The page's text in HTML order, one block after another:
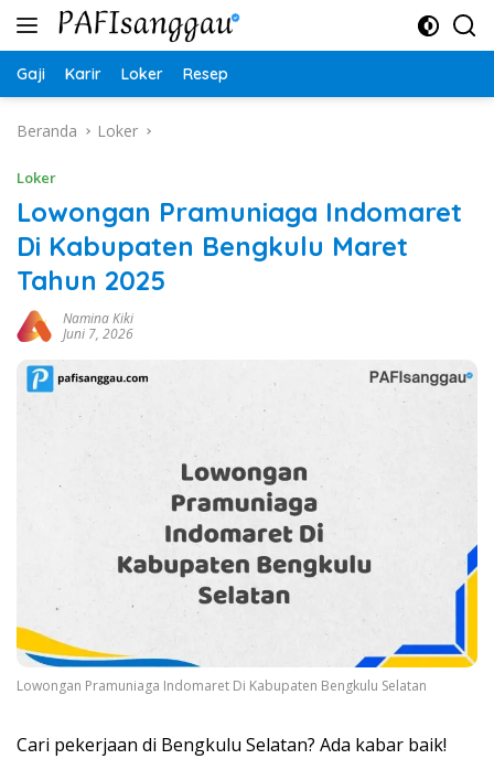
Langsung
Gaji Karir Loker Resep
Beranda Loker
Loker
Lowongan Pramuniaga Indomaret
Di Kabupaten Bengkulu Maret
Tahun 2025
Namina Kiki
Juni 7, 2026
Lowongan Pramuniaga Indomaret Di Kabupaten Bengkulu Selatan
Cari pekerjaan di Bengkulu Selatan? Ada kabar baik!